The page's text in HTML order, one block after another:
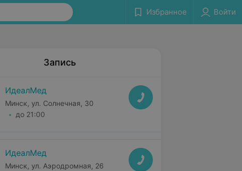
Избранное Войти
Запись
ИдеалМед
Минск, ул. Солнечная, 30
до 21:00
ИдеалМед
Минск, ул. Аэродромная, 26